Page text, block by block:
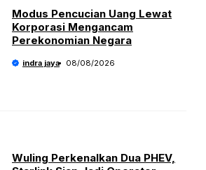
Modus Pencucian Uang Lewat
Korporasi Mengancam
Perekonomian Negara
indra jaya 08/08/2026
Wuling Perkenalkan Dua PHEV,